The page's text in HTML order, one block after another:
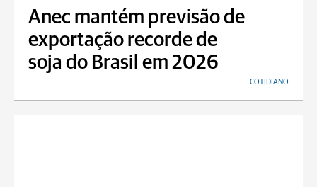
Anec mantém previsão de
exportação recorde de
soja do Brasil em 2026
COTIDIANO